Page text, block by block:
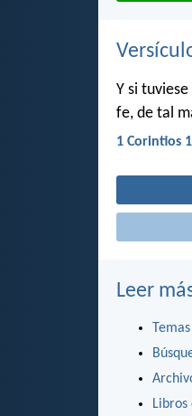
Y si
fe, de tal
1 Corintios
Leer
Temas